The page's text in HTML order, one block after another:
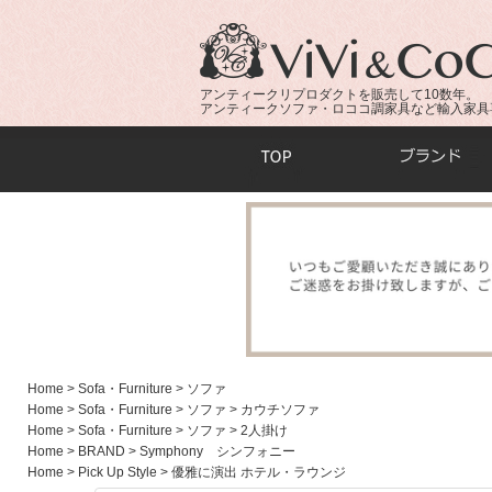
アンティークリプロダクトを販売して10数年。
アンティークソファ・ロココ調家具など輸入家
Home > Sofa・Furniture > ソファ
Home > Sofa・Furniture > ソファ > カウチソファ
Home > Sofa・Furniture > ソファ > 2人掛け
Home > BRAND > Symphony シンフォニー
Home > Pick Up Style > 優雅に演出 ホテル・ラウンジ